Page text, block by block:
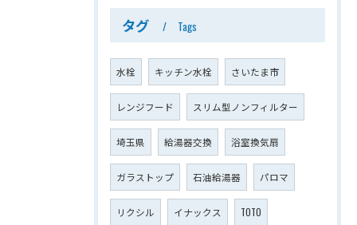
タグ Tags
水栓 キッチン水栓 さいたま市
レンジフード スリム型ノンフィルター
埼玉県 給湯器交換 浴室換気扇
ガラストップ 石油給湯器 パロマ
リクシル イナックス TOTO